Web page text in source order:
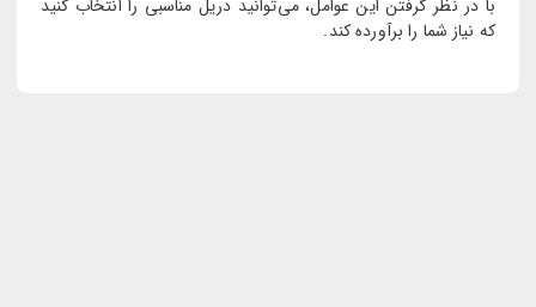
با در نظر گرفتن این عوامل، می‌توانید دریل مناسبی را انتخاب کنید
که نیاز شما را برآورده کند.